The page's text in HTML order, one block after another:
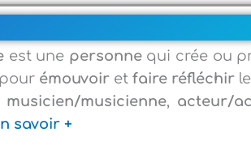
est une personnequi crée ou
émouvoir etfaire réfléchir
musicien/musicienne, acteur/
savoir +